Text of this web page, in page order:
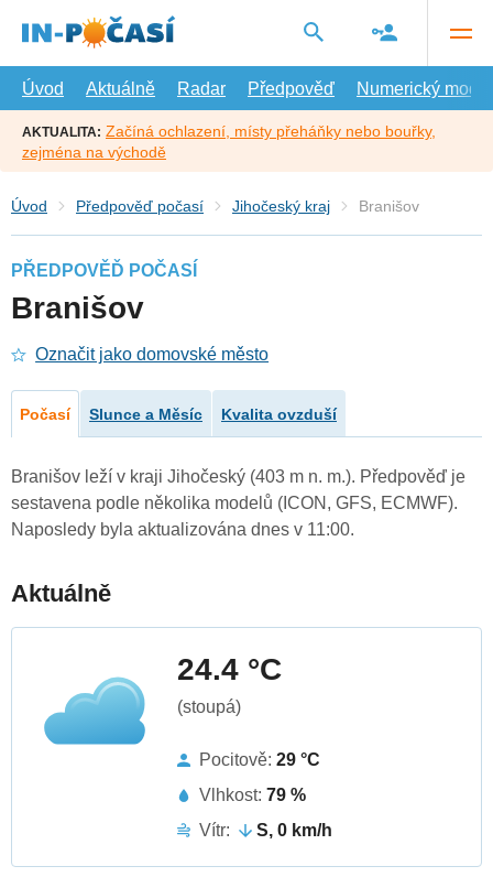
hlavní
Úvod
Aktuálně Radar Předpověď Numerický model
AKTUALITA: Začíná ochlazení, místy přeháňky nebo bouřky,
zejména na východě
Úvod Předpověď počasí Jihočeský kraj Branišov
PŘEDPOVĚĎ POČASÍ
Branišov
Označit jako domovské město
Počasí Slunce a Měsíc Kvalita ovzduší
Branišov leží v kraji Jihočeský (403 m n. m.). Předpověď je
sestavena podle několika modelů (ICON, GFS, ECMWF).
Naposledy byla aktualizována dnes v 11:00.
Aktuálně
24.4 °C
(stoupá)
Pocitově: 29 °C
Vlhkost: 79 %
Vítr:
S, 0 km/h